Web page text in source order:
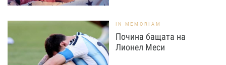
IN MEMORIAM
Почина бащата на
Лионел Меси